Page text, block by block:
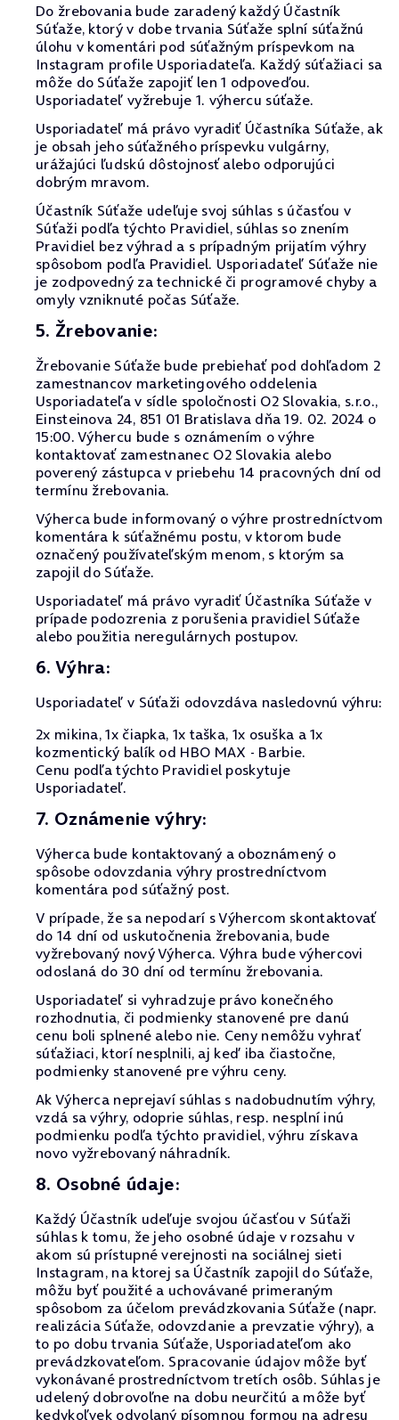
Do žrebovania bude zaradený každý Účastník
Súťaže, ktorý v dobe trvania Súťaže splní súťažnú
úlohu v komentári pod súťažným príspevkom na
Instagram profile Usporiadateľa. Každý súťažiaci sa
môže do Súťaže zapojiť len 1 odpoveďou.
Usporiadateľ vyžrebuje 1. výhercu súťaže.
Usporiadateľ má právo vyradiť Účastníka Súťaže, ak
je obsah jeho súťažného príspevku vulgárny,
urážajúci ľudskú dôstojnosť alebo odporujúci
dobrým mravom.
Účastník Súťaže udeľuje svoj súhlas s účasťou v
Súťaži podľa týchto Pravidiel, súhlas so znením
Pravidiel bez výhrad a s prípadným prijatím výhry
spôsobom podľa Pravidiel. Usporiadateľ Súťaže nie
je zodpovedný za technické či programové chyby a
omyly vzniknuté počas Súťaže.
5. Žrebovanie:
Žrebovanie Súťaže bude prebiehať pod dohľadom 2
zamestnancov marketingového oddelenia
Usporiadateľa v sídle spoločnosti O2 Slovakia, s.r.o.,
Einsteinova 24, 851 01 Bratislava dňa 19. 02. 2024 o
15:00. Výhercu bude s oznámením o výhre
kontaktovať zamestnanec O2 Slovakia alebo
poverený zástupca v priebehu 14 pracovných dní od
termínu žrebovania.
Výherca bude informovaný o výhre prostredníctvom
komentára k súťažnému postu, v ktorom bude
označený používateľským menom, s ktorým sa
zapojil do Súťaže.
Usporiadateľ má právo vyradiť Účastníka Súťaže v
prípade podozrenia z porušenia pravidiel Súťaže
alebo použitia neregulárnych postupov.
6. Výhra:
Usporiadateľ v Súťaži odovzdáva nasledovnú výhru:
2x mikina, 1x čiapka, 1x taška, 1x osuška a 1x
kozmentický balík od HBO MAX - Barbie.
Cenu podľa týchto Pravidiel poskytuje
Usporiadateľ.
7. Oznámenie výhry:
Výherca bude kontaktovaný a oboznámený o
spôsobe odovzdania výhry prostredníctvom
komentára pod súťažný post.
V prípade, že sa nepodarí s Výhercom skontaktovať
do 14 dní od uskutočnenia žrebovania, bude
vyžrebovaný nový Výherca. Výhra bude výhercovi
odoslaná do 30 dní od termínu žrebovania.
Usporiadateľ si vyhradzuje právo konečného
rozhodnutia, či podmienky stanovené pre danú
cenu boli splnené alebo nie. Ceny nemôžu vyhrať
súťažiaci, ktorí nesplnili, aj keď iba čiastočne,
podmienky stanovené pre výhru ceny.
Ak Výherca neprejaví súhlas s nadobudnutím výhry,
vzdá sa výhry, odoprie súhlas, resp. nesplní inú
podmienku podľa týchto pravidiel, výhru získava
novo vyžrebovaný náhradník.
8. Osobné údaje:
Každý Účastník udeľuje svojou účasťou v Súťaži
súhlas k tomu, že jeho osobné údaje v rozsahu v
akom sú prístupné verejnosti na sociálnej sieti
Instagram, na ktorej sa Účastník zapojil do Súťaže,
môžu byť použité a uchovávané primeraným
spôsobom za účelom prevádzkovania Súťaže (napr.
realizácia Súťaže, odovzdanie a prevzatie výhry), a
to po dobu trvania Súťaže, Usporiadateľom ako
prevádzkovateľom. Spracovanie údajov môže byť
vykonávané prostredníctvom tretích osôb. Súhlas je
udelený dobrovoľne na dobu neurčitú a môže byť
kedykoľvek odvolaný písomnou formou na adresu